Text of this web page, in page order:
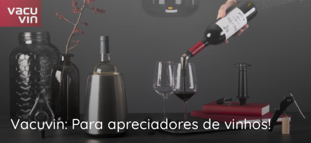
Vacuvin: Para apreciadores de vinhos!